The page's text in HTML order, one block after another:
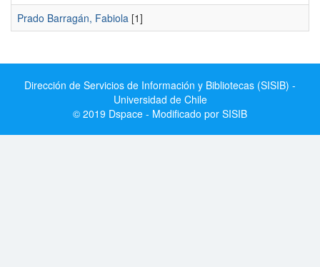
Prado Barragán, Fabiola [1]
Dirección de Servicios de Información y Bibliotecas (SISIB) -
Universidad de Chile
© 2019 Dspace - Modificado por SISIB